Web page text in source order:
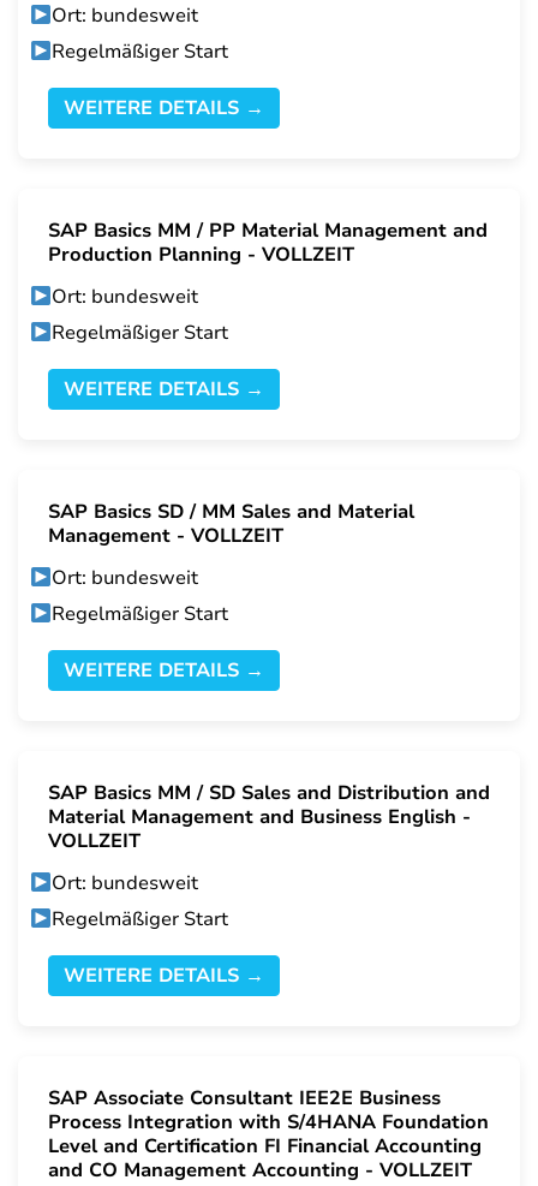
Ort: bundesweit
Regelmäßiger Start
WEITERE DETAILS →
SAP Basics MM / PP Material Management and
Production Planning - VOLLZEIT
Ort: bundesweit
Regelmäßiger Start
WEITERE DETAILS →
SAP Basics SD / MM Sales and Material
Management - VOLLZEIT
Ort: bundesweit
Regelmäßiger Start
WEITERE DETAILS →
SAP Basics MM / SD Sales and Distribution and
Material Management and Business English -
VOLLZEIT
Ort: bundesweit
Regelmäßiger Start
WEITERE DETAILS →
SAP Associate Consultant IEE2E Business
Process Integration with S/4HANA Foundation
Level and Certification FI Financial Accounting
and CO Management Accounting - VOLLZEIT